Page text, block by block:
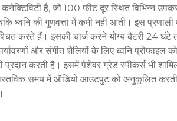
है, जो 100 फीट दूर स्थित विभिन्न
ध्वनि की गुणवत्ता में कमी नहीं आती। इस
करते हैं। इसकी चार्ज करने योग्य बैटरी 24 घंटे
और संगीत शैलियों के लिए ध्वनि प्रोफाइल
करती है। इसमें पेशेवर ग्रेड स्पीकर्स भी
समय में ऑडियो आउटपुट को अनुकूलित